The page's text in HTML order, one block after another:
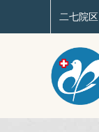
二七院区